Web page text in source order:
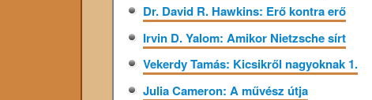
Dr. David R. Hawkins: Erő kontra erő
Irvin D. Yalom: Amikor Nietzsche sírt
Vekerdy Tamás: Kicsikről nagyoknak 1.
Julia Cameron: A művész útja